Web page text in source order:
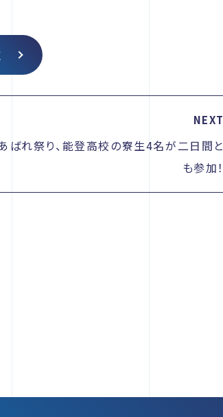
NEXT
ばれ祭り、能登高校の寮生4名が二日間と
も参加！